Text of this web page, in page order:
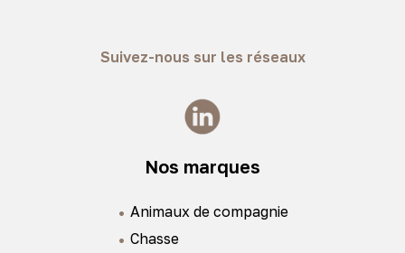
Suivez-nous sur les réseaux
Nos marques
Animaux de compagnie
Chasse